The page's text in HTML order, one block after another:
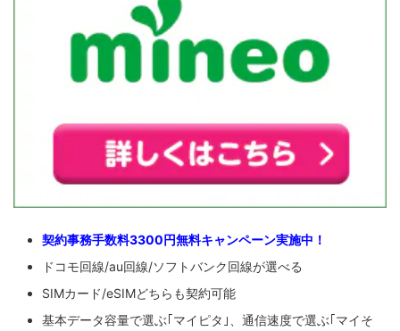
契約事務手数料3300円無料キャンペーン実施中！
ドコモ回線/au回線/ソフトバンク回線が選べる
SIMカード/eSIMどちらも契約可能
基本データ容量で選ぶ｢マイピタ｣、通信速度で選ぶ｢マイそ